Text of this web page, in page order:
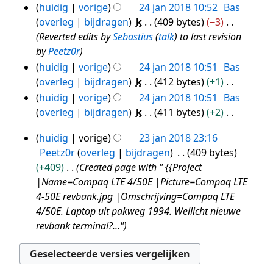
g
s
s
a
m
e
n
v
t
i
n
g
k
i
n
g
s
s
a
m
n
a
t
i
n
g
e
w
e
r
k
i
n
g
s
a
m
e
n
v
a
t
t
24
jan
2018
huidig vorige 24 jan 2018 10:52 Bas
overleg
bijdragen k 409 bytes
−3
Reverted edits bySebastius(talk) to last revision
byPeetz0r
huidig
vorige 24 jan 2018 10:51
Bas
overleg
bijdragen k 412 bytes
+1
G
e
n
b
e
w
e
r
k
i
n
huidig vorige 24 jan 2018 10:51
Bas
overleg
bijdragen k 411 bytes
+2
e
n
b
e
w
e
r
k
23
jan
2018
huidig vorige
23 jan 2018 23:16
Peetz0r overleg bijdragen
409 bytes
+409
Created page with " {{Project
|Name=Compaq LTE 4/50E |Picture=Compaq LTE
4-50E revbank.jpg |Omschrijving=Compaq LTE
4/50E. Laptop uit pakweg 1994. Wellicht nieuwe
revbank terminal?..."